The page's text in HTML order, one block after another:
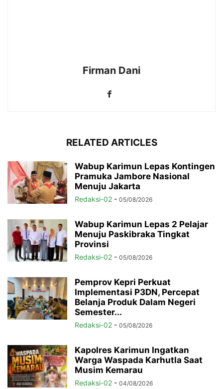
Firman Dani
RELATED ARTICLES
Wabup Karimun Lepas Kontingen
Pramuka Jambore Nasional
Menuju Jakarta
Redaksi-02 - 05/08/2026
Wabup Karimun Lepas 2 Pelajar
Menuju Paskibraka Tingkat
Provinsi
Redaksi-02 - 05/08/2026
Pemprov Kepri Perkuat
Implementasi P3DN, Percepat
Belanja Produk Dalam Negeri
Semester...
Redaksi-02 - 05/08/2026
Kapolres Karimun Ingatkan
Warga Waspada Karhutla Saat
Musim Kemarau
Redaksi-02 - 04/08/2026